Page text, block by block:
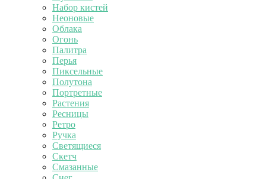
Набор кистей
Неоновые
Облака
Огонь
Палитра
Перья
Пиксельные
Полутона
Портретные
Растения
Ресницы
Ретро
Ручка
Светящиеся
Скетч
Смазанные